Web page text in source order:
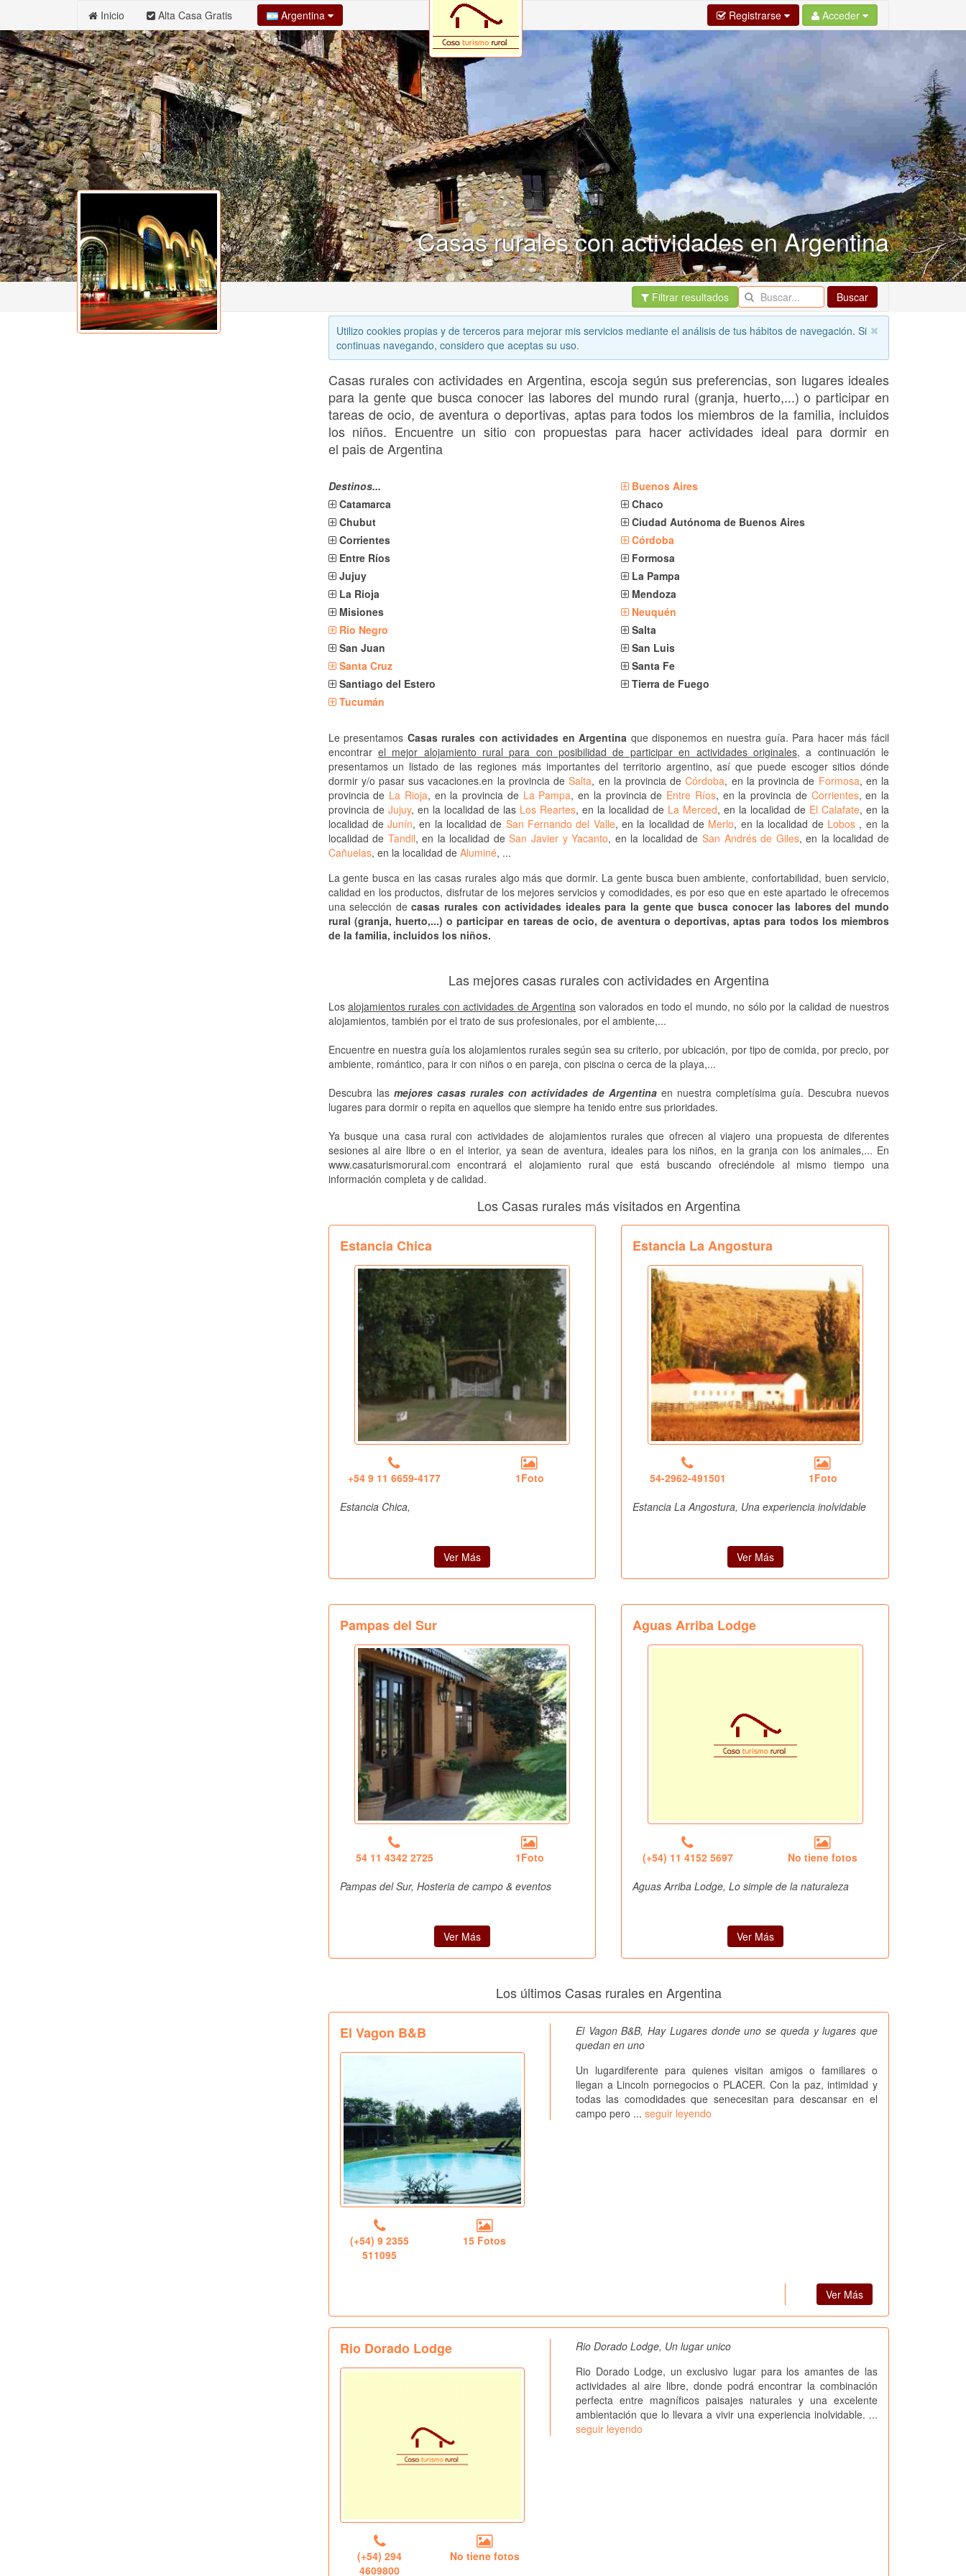
Inicio Alta Casa Gratis Argentina Registrarse Acceder
Casas rurales con actividades en Argentina
Filtrar resultados Buscar
Utilizo cookies propias y de terceros para mejorar mis servicios mediante el análisis de tus hábitos de navegación. Si
continuas navegando, considero que aceptas su uso.
Casas rurales con actividades en Argentina, escoja según sus preferencias, son lugares ideales
para la gente que busca conocer las labores del mundo rural (granja, huerto,...) o participar en
tareas de ocio, de aventura o deportivas, aptas para todos los miembros de la familia, incluidos
los niños. Encuentre un sitio con propuestas para hacer actividades ideal para dormir en
el pais de Argentina
Destinos...
Buenos Aires
Catamarca
Chaco
Chubut
Ciudad Autónoma de Buenos Aires
Corrientes
Córdoba
Entre Ríos
Formosa
Jujuy
La Pampa
La Rioja
Mendoza
Misiones
Neuquén
Río Negro
Salta
San Juan
San Luis
Santa Cruz
Santa Fe
Santiago del Estero
Tierra de Fuego
Tucumán
Le presentamos Casas rurales con actividades en Argentina que disponemos en nuestra guía. Para hacer más fácil
encontrar el mejor alojamiento rural para con posibilidad de participar en actividades originales, a continuación le
presentamos un listado de las regiones más importantes del territorio argentino, así que puede escoger sitios dónde
dormir y/o pasar sus vacaciones.en la provincia deSalta, en la provincia deCórdoba, en la provincia de Formosa, en la
provincia de La Rioja, en la provincia de La Pampa, en la provincia de Entre Ríos, en la provincia de Corrientes, en la
provincia de Jujuy, en la localidad de las Los Reartes, en la localidad de La Merced, en la localidad de El Calafate, en la
localidad deJunín, en la localidad de San Fernando del Valle, en la localidad de Merlo, en la localidad de Lobos , en la
localidad de Tandil, en la localidad deSan Javier y Yacanto, en la localidad deSan Andrés de Giles, en la localidad de
Cañuelas, en la localidad de Aluminé, ...
La gente busca en las casas rurales algo más que dormir. La gente busca buen ambiente, confortabilidad, buen servicio,
calidad en los productos, disfrutar de los mejores servicios y comodidades, es por eso que en este apartado le ofrecemos
una selección decasas rurales con actividades ideales para la gente que busca conocer las labores del mundo
rural (granja, huerto,...) o participar en tareas de ocio, de aventura o deportivas, aptas para todos los miembros
de la familia, incluidos los niños.
Las mejores casas rurales con actividades en Argentina
Los alojamientos rurales con actividades de Argentina son valorados en todo el mundo, no sólo por la calidad de nuestros
alojamientos, también por el trato de sus profesionales, por el ambiente,...
Encuentre en nuestra guía los alojamientos rurales según sea su criterio, por ubicación, por tipo de comida, por precio, por
ambiente, romántico, para ir con niños o en pareja, con piscina o cerca de la playa,...
Descubra las mejores casas rurales con actividades de Argentinaen nuestra completísima guía. Descubra nuevos
lugares para dormir o repita en aquellos que siempre ha tenido entre sus prioridades.
Ya busque una casa rural con actividades de alojamientos rurales que ofrecen al viajero una propuesta de diferentes
sesiones al aire libre o en el interior, ya sean de aventura, ideales para los niños, en la granja con los animales,... En
www.casaturismorural.com encontrará el alojamiento rural que está buscando ofreciéndole al mismo tiempo una
información completa y de calidad.
Los Casas rurales más visitados en Argentina
Estancia Chica
+54 9 11 6659-4177
1Foto
Estancia Chica,
Ver Más
Estancia La Angostura
54-2962-491501
1Foto
Estancia La Angostura, Una experiencia inolvidable
Ver Más
Pampas del Sur
54 11 4342 2725
1Foto
Pampas del Sur, Hosteria de campo & eventos
Ver Más
Aguas Arriba Lodge
(+54) 11 4152 5697
No tiene fotos
Aguas Arriba Lodge, Lo simple de la naturaleza
Ver Más
Los últimos Casas rurales en Argentina
El Vagon B&B
(+54) 9 2355
511095
15 Fotos
El Vagon B&B, Hay Lugares donde uno se queda y lugares que
quedan en uno
Un lugardiferente para quienes visitan amigos o familiares o
llegan a Lincoln pornegocios o PLACER. Con la paz, intimidad y
todas las comodidades que senecesitan para descansar en el
campo pero ... seguir leyendo
Ver Más
Rio Dorado Lodge
(+54) 294
4609800
No tiene fotos
Rio Dorado Lodge, Un lugar unico
Rio Dorado Lodge, un exclusivo lugar para los amantes de las
actividades al aire libre, donde podrá encontrar la combinación
perfecta entre magníficos paisajes naturales y una excelente
ambientación que lo llevara a vivir una experiencia inolvidable. ...
seguir leyendo